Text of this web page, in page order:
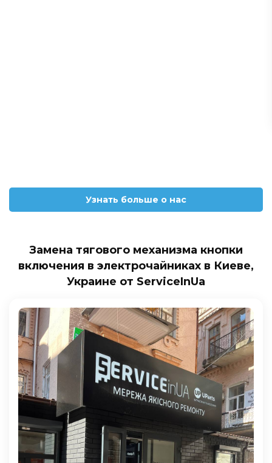
Узнать больше о нас
Замена тягового механизма кнопки
включения в электрочайниках в Киеве,
Украине от ServiceInUa